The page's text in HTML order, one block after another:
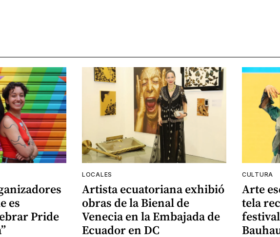
es
Pride
LOCALES
Artista ecuatoriana exhibió
obras de la Bienal de
Venecia en la Embajada de
Ecuador en DC
CULTURA
Arte
tela